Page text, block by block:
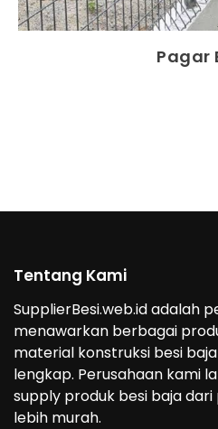
Pagar
Tentang Kami
SupplierBesi.web.id adalah
menawarkan berbagai
material konstruksi besi
lengkap. Perusahaan kami
supply produk besi baja
lebih murah.